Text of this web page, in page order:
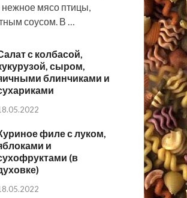
мясо птицы,
соусом. В …
с колбасой,
сыром,
блинчиками и
филе с луком,
и
(в